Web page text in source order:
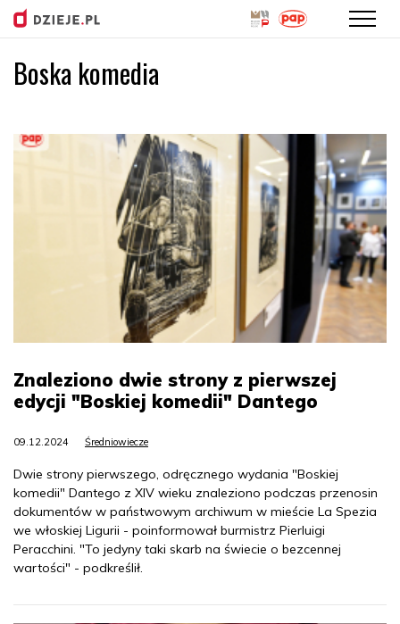
Boska komedia
Znaleziono dwie strony z pierwszej
edycji "Boskiej komedii" Dantego
09.12.2024 Średniowiecze
Dwie strony pierwszego, odręcznego wydania "Boskiej
komedii" Dantego z XIV wieku znaleziono podczas przenosin
dokumentów w państwowym archiwum w mieście La Spezia
we włoskiej Ligurii - poinformował burmistrz Pierluigi
Peracchini. "To jedyny taki skarb na świecie o bezcennej
wartości" - podkreślił.